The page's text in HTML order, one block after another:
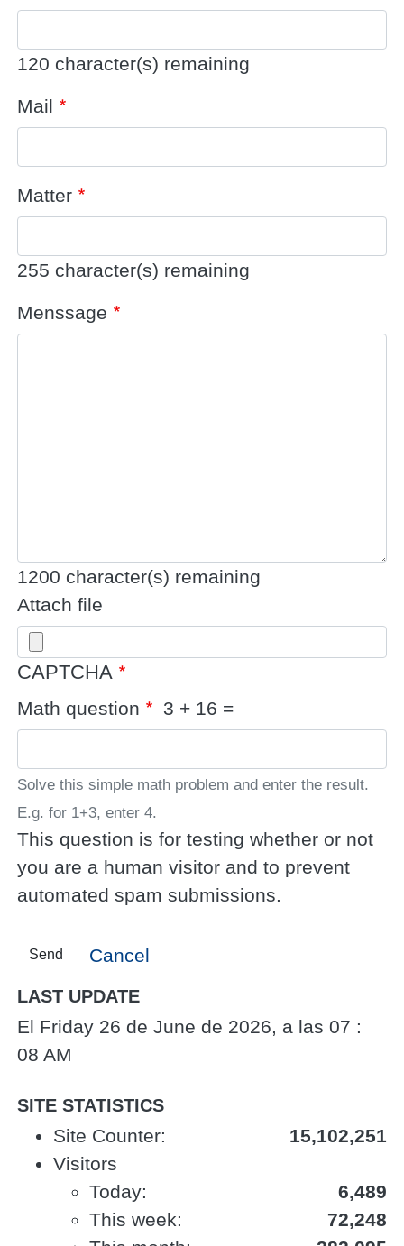
120 character(s) remaining
Mail
Matter
255 character(s) remaining
Menssage
1200 character(s) remaining
Attach file
CAPTCHA
Math question 3 + 16 =
Solve this simple math problem and enter the result.
E.g. for 1+3, enter 4.
This question is for testing whether or not
you are a human visitor and to prevent
automated spam submissions.
Send Cancel
LAST UPDATE
El Friday 26 de June de 2026, a las 07 :
08 AM
SITE STATISTICS
Site Counter:
15,102,251
Visitors
Today:
6,489
This week:
72,248